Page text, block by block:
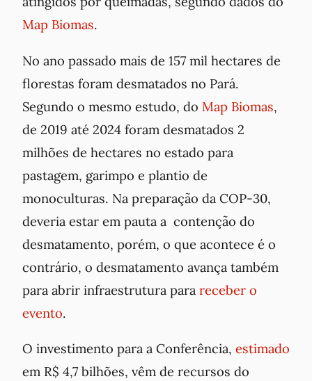
Map Biomas.
No ano passado mais de 157 mil hectares de
florestas foram desmatados no Pará.
Segundo o mesmo estudo, do Map Biomas,
de 2019 até 2024 foram desmatados 2
milhões de hectares no estado para
pastagem, garimpo e plantio de
monoculturas. Na preparação da COP-30,
deveria estar em pauta a contenção do
desmatamento, porém, o que acontece é o
contrário, o desmatamento avança também
para abrir infraestrutura para receber o
evento.
O investimento para a Conferência, estimado
em R$ 4,7 bilhões, vêm de recursos do